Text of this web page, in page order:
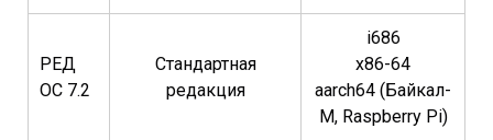
РЕД
ОС 7.2
Стандартная
редакция
i686
x86-64
aarch64 (Байкал-
M, Raspberry Pi)